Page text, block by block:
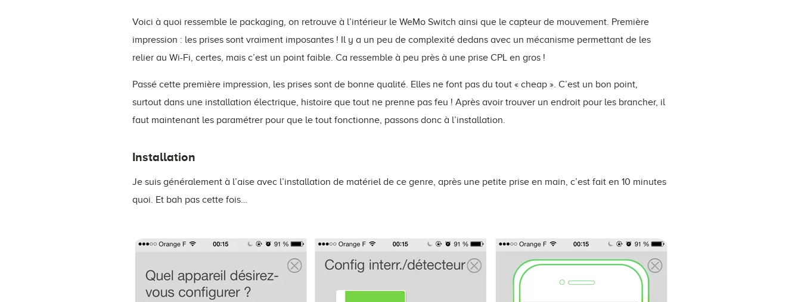
Voici à quoi ressemble le packaging, on retrouve à l’intérieur le WeMo Switch ainsi que le capteur de mouvement. Première
impression : les prises sont vraiment imposantes ! Il y a un peu de complexité dedans avec un mécanisme permettant de les
relier au Wi-Fi, certes, mais c’est un point faible. Ca ressemble à peu près à une prise CPL en gros !
Passé cette première impression, les prises sont de bonne qualité. Elles ne font pas du tout « cheap ». C’est un bon point,
surtout dans une installation électrique, histoire que tout ne prenne pas feu ! Après avoir trouver un endroit pour les brancher, il
faut maintenant les paramétrer pour que le tout fonctionne, passons donc à l’installation.
Installation
Je suis généralement à l’aise avec l’installation de matériel de ce genre, après une petite prise en main, c’est fait en 10 minutes
quoi. Et bah pas cette fois…